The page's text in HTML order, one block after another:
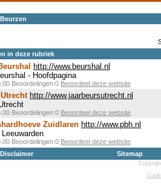
Beurzen
in deze rubriek
http://www.beurshal.nl
- Hoofdpagina
Beoordelingen:0 Beoordeel deze website
http://www.jaarbeursutrecht.nl
Beoordelingen:0 Beoordeel deze website
Zuidlaren http://www.pbh.nl
Beoordelingen:0 Beoordeel deze website
Disclaimer
Sitemap